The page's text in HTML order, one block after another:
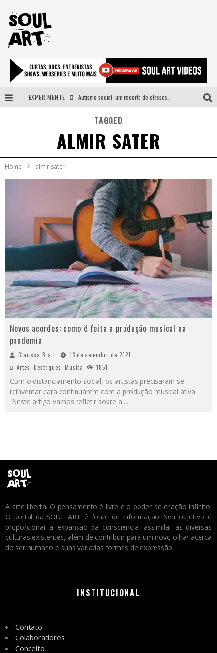
EXPERIMENTE
A subida da rampa é diferente!
Faça o bem! Mas, sem olhar a quem!?
Novo single de Arnaldo Tifu, “De Testa” explora brasilidade em sons, cores e símbolos
TAGGED
ALMIR SATER
Home almir sater
Novos acordes: como é feita a produção musical na
pandemia
Clarissa Brait
13 de setembro de 2021
Artes, Destaques, Música 1851
Com o distanciamento social, os artistas precisaram se
reinventar para continuarem com a produção musical ativa
Neste artigo vamos refletir sobre a ...
A arte liberta. O pensamento é livre e o poder de criação infinito.
O portal da SOUL ART é fonte de informação. Seu objetivo é
proporcionar a expansão da consciência, assimilar as diversas
culturas existentes, além de contribuir para um novo olhar acerca
do ser humano e suas variadas formas de expressão.
INSTITUCIONAL
Contato
Colaboradores
Conceito